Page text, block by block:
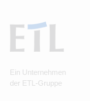
Ein Unternehmen
der ETL-Gruppe